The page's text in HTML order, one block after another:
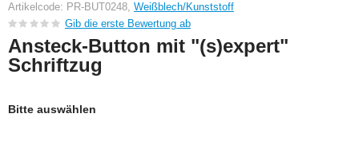
Artikelcode: PR-BUT0248, Weißblech/Kunststoff
Gib die erste Bewertung ab
Ansteck-Button mit "(s)expert"
Schriftzug
Bitte auswählen